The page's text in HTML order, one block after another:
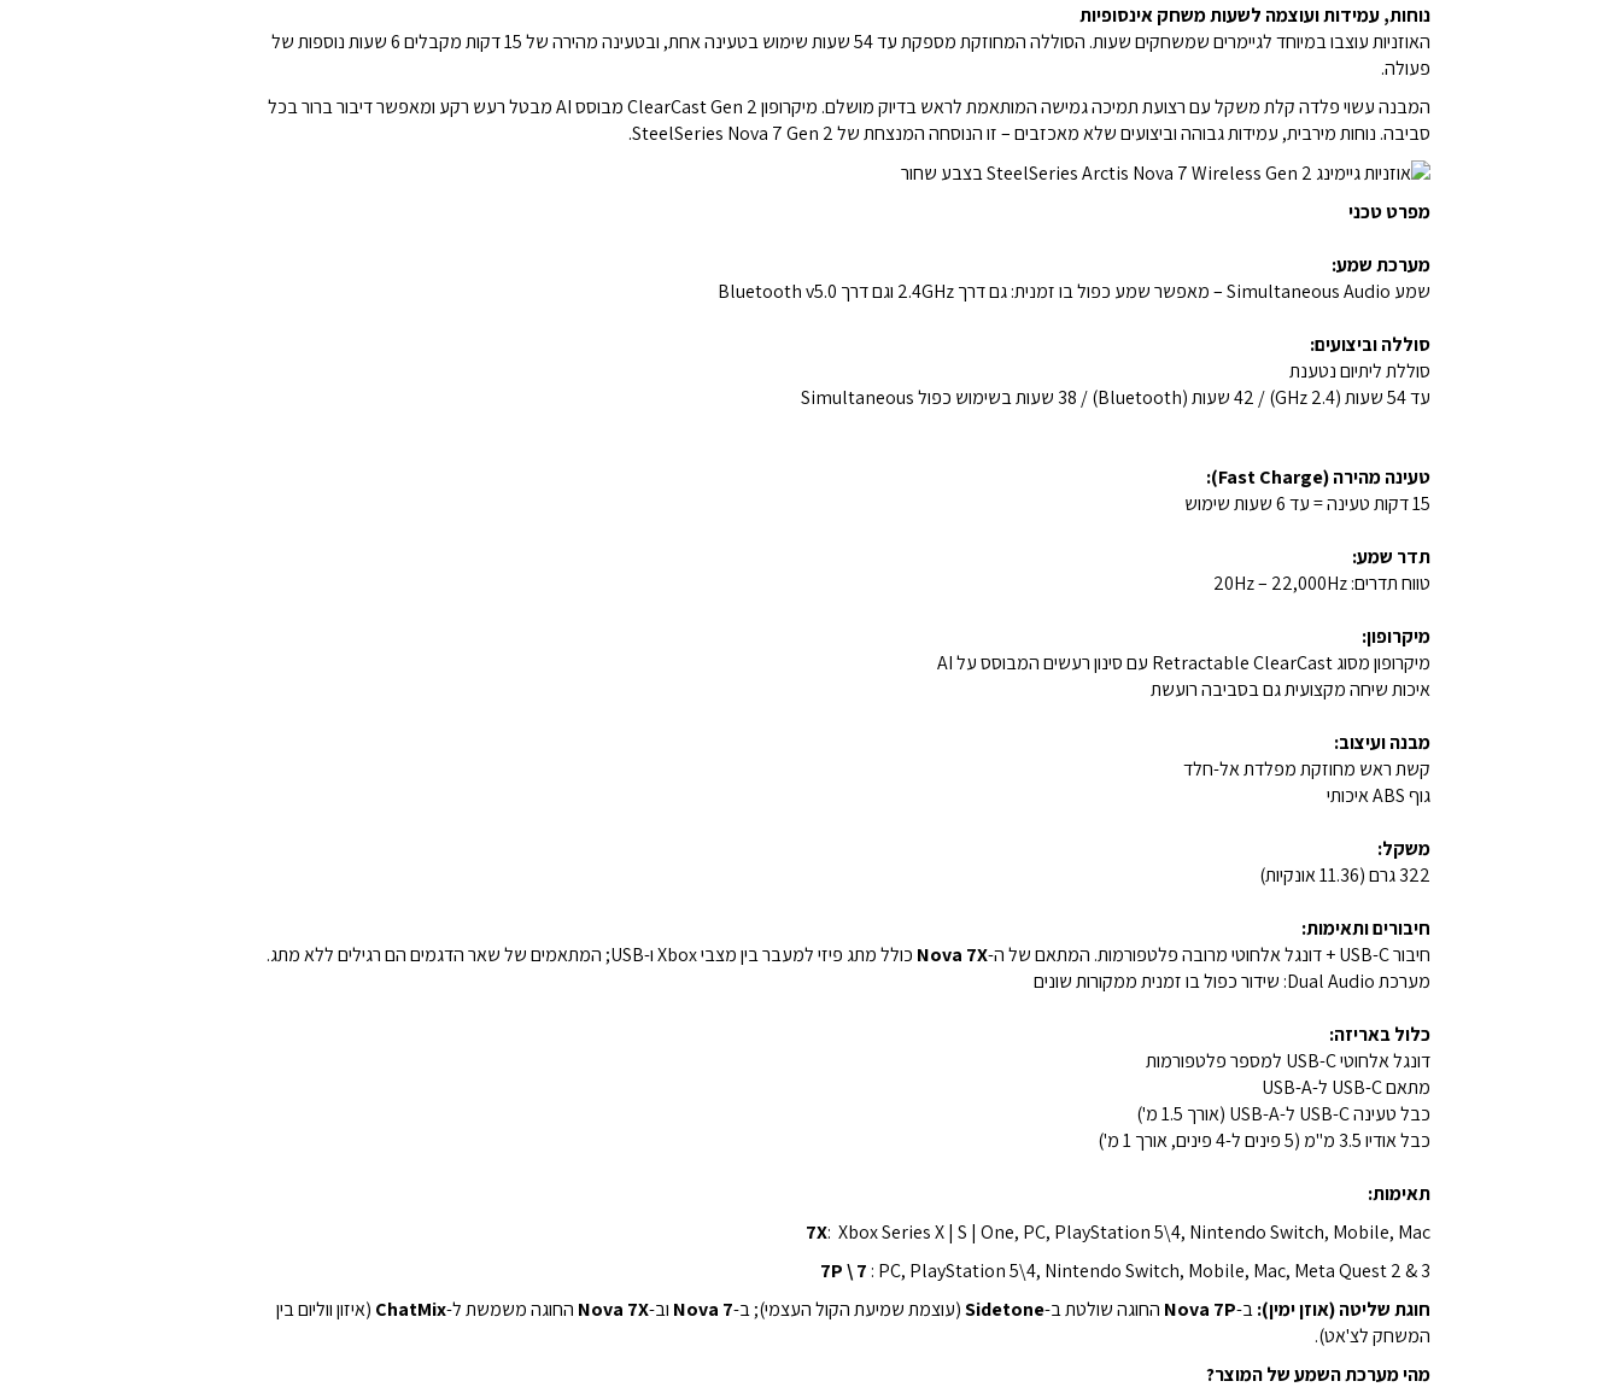
נוחות, עמידות ועוצמה לשעות משחק אינסופיות
האוזניות עוצבו במיוחד לגיימרים שמשחקים שעות. הסוללה המחוזקת מספקת עד 54 שעות שימוש בטעינה אחת, ובטעינה מהירה של 15 דקות מקבלים 6 שעות נוספות של
פעולה.
המבנה עשוי פלדה קלת משקל עם רצועת תמיכה גמישה המותאמת לראש בדיוק מושלם. מיקרופון ClearCast Gen 2 מבוסס AI מבטל רעש רקע ומאפשר דיבור ברור בכל
סביבה. נוחות מירבית, עמידות גבוהה וביצועים שלא מאכזבים – זו הנוסחה המנצחת של SteelSeries Nova 7 Gen 2.
מפרט טכני
מערכת שמע:
שמע Simultaneous Audio – מאפשר שמע כפול בו זמנית: גם דרך 2.4GHz וגם דרך Bluetooth v5.0
סוללה וביצועים:
סוללת ליתיום נטענת
טעינה מהירה (Fast Charge):
15 דקות טעינה = עד 6 שעות שימוש
תדר שמע:
טווח תדרים: 20Hz – 22,000Hz
מיקרופון:
מיקרופון מסוג Retractable ClearCast עם סינון רעשים המבוסס על AI
איכות שיחה מקצועית גם בסביבה רועשת
מבנה ועיצוב:
קשת ראש מחוזקת מפלדת אל-חלד
גוף ABS איכותי
משקל:
322 גרם (11.36 אונקיות)
חיבורים ותאימות:
חיבור USB-C + דונגל אלחוטי מרובה פלטפורמות. המתאם של ה-
Nova 7X כולל מתג פיזי למעבר בין מצבי Xbox ו-USB; המתאמים של שאר הדגמים הם רגילים ללא מתג.
מערכת Dual Audio: שידור כפול בו זמנית ממקורות שונים
כלול באריזה:
דונגל אלחוטי USB-C למספר פלטפורמות
מתאם USB-C ל-USB-A
כבל טעינה USB-C ל-USB-A (אורך 1.5 מ')
כבל אודיו 3.5 מ"מ (5 פינים ל-4 פינים, אורך 1 מ')
תאימות:
7X: Xbox Series X | S | One, PC, PlayStation 5\4, Nintendo Switch, Mobile, Mac
7P \ 7 : PC, PlayStation 5\4, Nintendo Switch, Mobile, Mac, Meta Quest 2 & 3
חוגת שליטה (אוזן ימין):ב-Nova 7P החוגה שולטת ב-Sidetone(עוצמת שמיעת הקול העצמי); ב-Nova 7 וב-Nova 7X החוגה משמשת ל-ChatMix (איזון ווליום בין
המשחק לצ'אט).
מהי מערכת השמע של המוצר?